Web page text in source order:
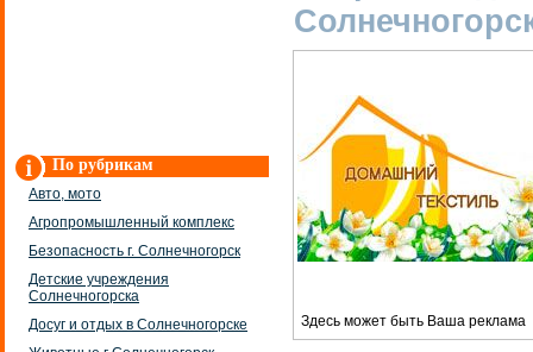
По рубрикам
Авто, мото
Агропромышленный комплекс
Безопасность г. Солнечногорск
Детские учреждения
Солнечногорска
Досуг и отдых в Солнечногорске
Здесь может быть Ваша реклама